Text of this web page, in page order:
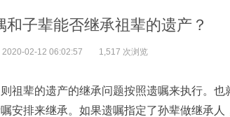
子辈能否继承祖辈的遗产？
2020-02-12 06:02:57 1,517 次浏览
祖辈的遗产的继承问题按照遗嘱来执行。也
安排来继承。如果遗嘱指定了孙辈做继承人